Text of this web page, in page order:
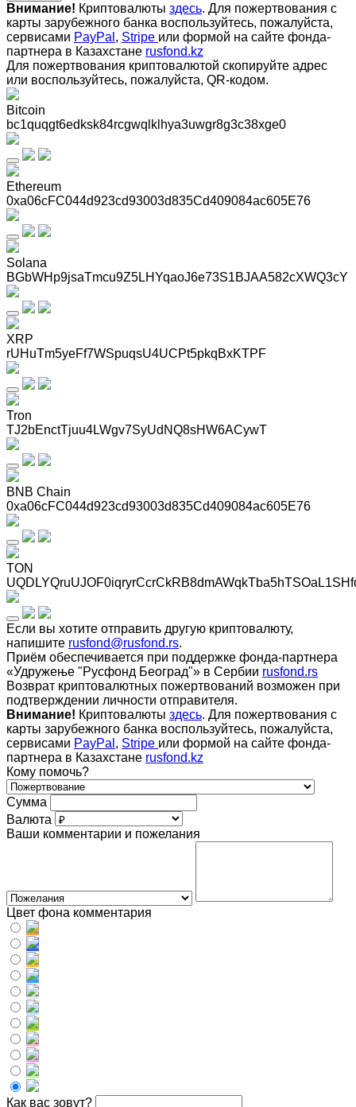
Внимание! Криптовалюты здесь. Для пожертвования с
карты зарубежного банка воспользуйтесь, пожалуйста,
сервисами PayPal , Stripe или формой на сайте фонда-
партнера в Казахстане rusfond.kz
Для пожертвования криптовалютой скопируйте адрес
или воспользуйтесь, пожалуйста, QR-кодом.
Bitcoin
bc1quqgt6edksk84rcgwqlklhya3uwgr8g3c38xge0
Ethereum
0xa06cFC044d923cd93003d835Cd409084ac605E76
Solana
BGbWHp9jsaTmcu9Z5LHYqaoJ6e73S1BJAA582cXWQ3cY
XRP
rUHuTm5yeFf7WSpuqsU4UCPt5pkqBxKTPF
Tron
TJ2bEnctTjuu4LWgv7SyUdNQ8sHW6ACywT
BNB Chain
0xa06cFC044d923cd93003d835Cd409084ac605E76
TON
Если вы хотите отправить другую криптовалюту,
напишите rusfond@rusfond.rs.
Приём обеспечивается при поддержке фонда-партнера
«Удружење "Русфонд Београд"» в Сербии rusfond.rs
Возврат криптовалютных пожертвований возможен при
подтверждении личности отправителя.
Внимание! Криптовалюты здесь. Для пожертвования с
карты зарубежного банка воспользуйтесь, пожалуйста,
сервисами PayPal , Stripe или формой на сайте фонда-
партнера в Казахстане rusfond.kz
Кому помочь?
Сумма
Валюта
Ваши комментарии и пожелания
Цвет фона комментария
Как вас зовут?